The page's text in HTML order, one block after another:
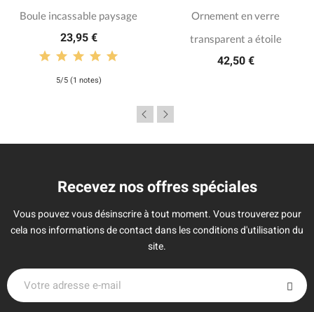
Boule incassable paysage
23,95 €
5/5 (1 notes)
Ornement en verre
transparent a étoile
42,50 €
Recevez nos offres spéciales
Vous pouvez vous désinscrire à tout moment. Vous trouverez pour
cela nos informations de contact dans les conditions d'utilisation du
site.